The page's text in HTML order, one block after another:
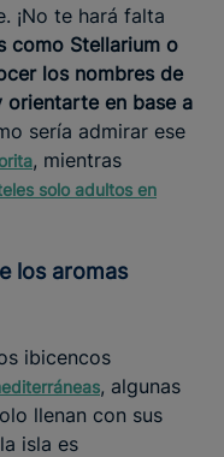
¡No te hará falta
como Stellarium o
los nombres de
en base a
sería admirar ese
, mientras
solo adultos en
ibicencos
, algunas
llenan con sus
isla es